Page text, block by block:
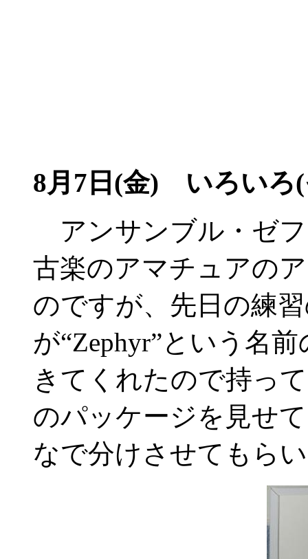
8月7日(金) いろいろ(
アンサンブル・ゼフ
古楽のアマチュアの
のですが、先日の練
が“Zephyr”という名
きてくれたので持っ
のパッケージを見せ
なで分けさせてもら